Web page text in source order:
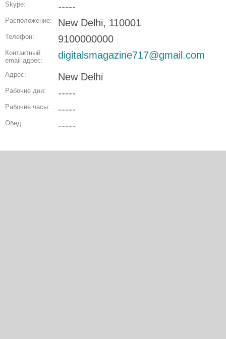
Skype: -----
Расположение: New Delhi, 110001
Телефон: 9100000000
Контактный
email адрес:
digitalsmagazine717@gmail.com
Адрес: New Delhi
Рабочие дни: -----
Рабочие часы: -----
Обед: -----